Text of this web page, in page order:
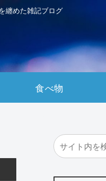
纏めた雑記ブログ
食べ物